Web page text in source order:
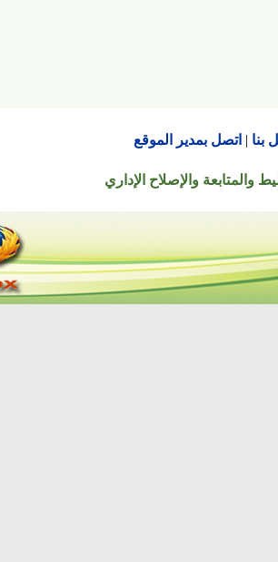
| اتصل بمدير الموقع
والإصلاح الإداري